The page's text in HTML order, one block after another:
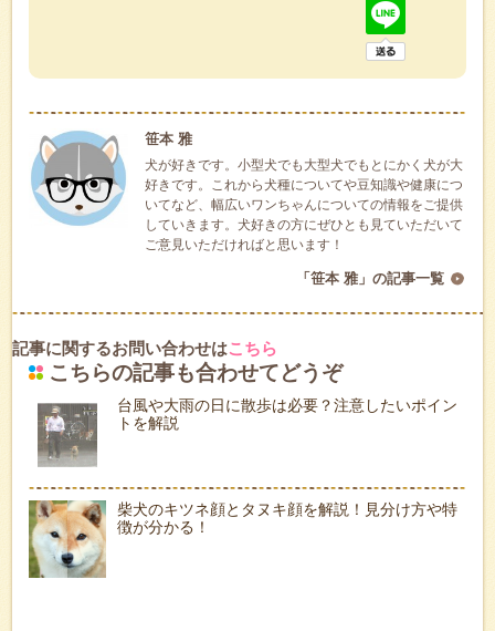
笹本 雅
犬が好きです。小型犬でも大型犬でもとにかく犬が大
好きです。これから犬種についてや豆知識や健康につ
いてなど、幅広いワンちゃんについての情報をご提供
していきます。犬好きの方にぜひとも見ていただいて
ご意見いただければと思います！
「笹本 雅」の記事一覧
記事に関するお問い合わせはこちら
こちらの記事も合わせてどうぞ
台風や大雨の日に散歩は必要？注意したいポイン
トを解説
柴犬のキツネ顔とタヌキ顔を解説！見分け方や特
徴が分かる！